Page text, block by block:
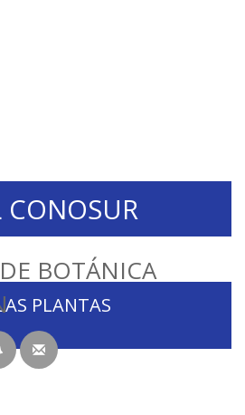
BOTÁNICA
CONOSUR
PLANTAS